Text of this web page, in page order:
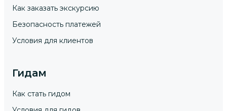
Как заказать экскурсию
Безопасность платежей
Условия для клиентов
Гидам
Как стать гидом